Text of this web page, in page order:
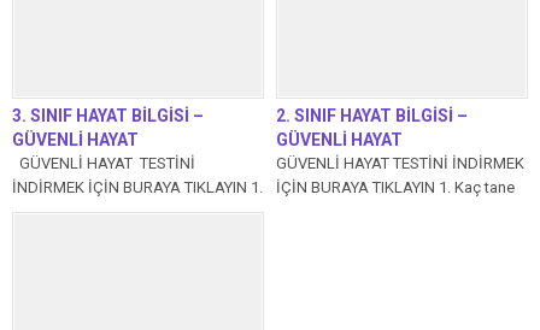
3. SINIF HAYAT BİLGİSİ –
GÜVENLİ HAYAT
GÜVENLİ HAYAT TESTİNİ
İNDİRMEK İÇİN BURAYA TIKLAYIN 1.
Işıklı işaret cihazında yanan rengin
2. SINIF HAYAT BİLGİSİ –
GÜVENLİ HAYAT
GÜVENLİ HAYAT TESTİNİ İNDİRMEK
İÇİN BURAYA TIKLAYIN 1. Kaç tane